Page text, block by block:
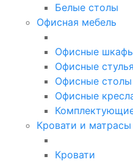
Белые столы
Офисная мебель
Офисные
Офисные стулья
Офисные столы
Офисные
Кровати и матрасы
Кровати